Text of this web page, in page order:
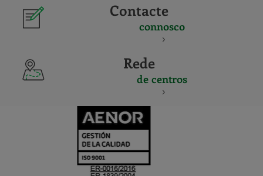
Contacte
connosco
Rede
de centros